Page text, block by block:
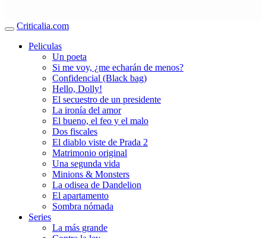
Criticalia.com
Peliculas
Un poeta
Si me voy, ¿me echarán de menos?
Confidencial (Black bag)
Hello, Dolly!
El secuestro de un presidente
La ironía del amor
El bueno, el feo y el malo
Dos fiscales
El diablo viste de Prada 2
Matrimonio original
Una segunda vida
Minions & Monsters
La odisea de Dandelion
El apartamento
Sombra nómada
Series
La más grande